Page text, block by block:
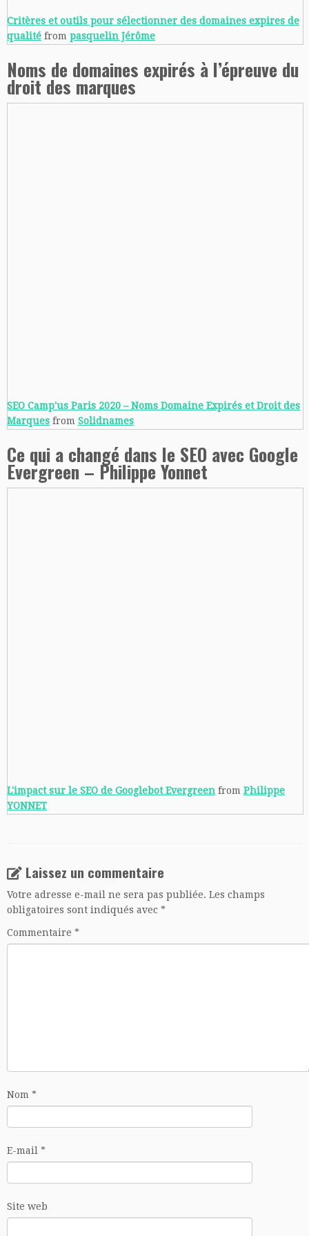
Critères et outils pour sélectionner des domaines expires de
qualité from pasquelin Jérôme
Noms de domaines expirés à l’épreuve du
droit des marques
SEO Camp'us Paris 2020 – Noms Domaine Expirés et Droit des
Marques from Solidnames
Ce qui a changé dans le SEO avec Google
Evergreen – Philippe Yonnet
L'impact sur le SEO de Googlebot Evergreen from Philippe
YONNET
Laissez un commentaire
Votre adresse e-mail ne sera pas publiée. Les champs
obligatoires sont indiqués avec *
Commentaire *
Nom *
E-mail *
Site web